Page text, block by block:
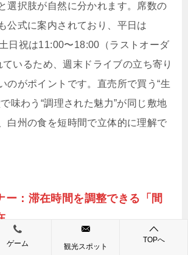
選択肢が自然に分かれます。席数の
公式に案内されており、平日は
日祝は11:00〜18:00（ラストオーダ
いるため、週末ドライブの立ち寄り
のがポイントです。直売所で買う“生
味わう“調理された魅力”が同じ敷地
白州の食を短時間で立体的に理解で
ー：滞在時間を調整できる「間
、実は「食事と買い物の間をどう過
ゲーム 観光スポット
TOPへ